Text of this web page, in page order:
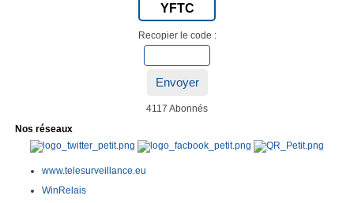
YFTC
Recopier le code :
Envoyer
4117 Abonnés
Nos réseaux
www.telesurveillance.eu
WinRelais